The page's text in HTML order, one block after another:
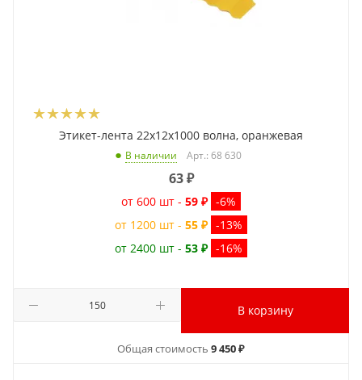
Этикет-лента 22x12x1000 волна, оранжевая
В наличии Арт.: 68 630
63₽
от 600 шт - 59 ₽ -6%
от 1200 шт - 55 ₽ -13%
от 2400 шт - 53 ₽ -16%
В корзину
Общая стоимость 9 450 ₽